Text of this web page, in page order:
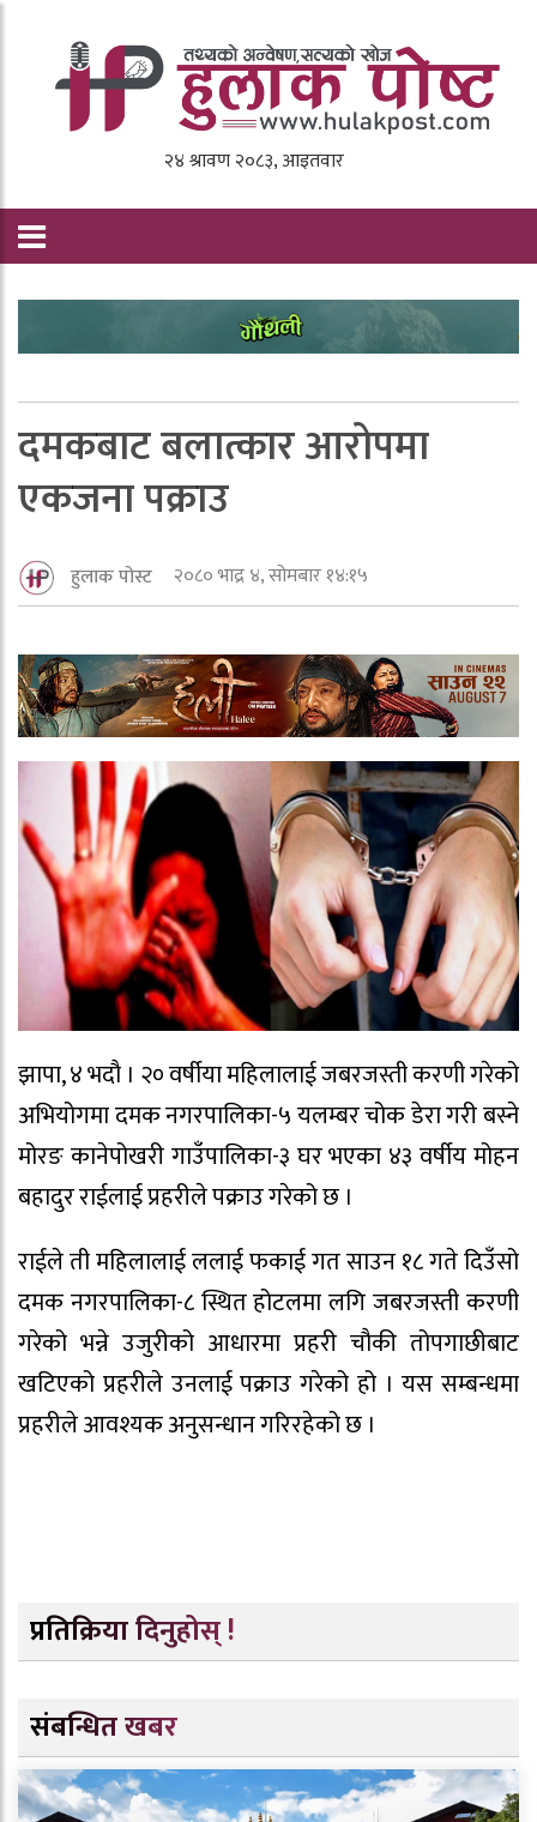
दमकबाट बलात्कार आरो‍पमा
एकजना पक्राउ
हुलाक पोस्ट २०८० भाद्र ४, सोमबार १४:१५
झापा, ४ भदौ । २० वर्षीया महिलालाई जबरजस्ती करणी गरेको
अभियोगमा दमक नगरपालिका-५ यलम्बर चोक डेरा गरी बस्ने
मोरङ कानेपोखरी गाउँपालिका-३ घर भएका ४३ वर्षीय मोहन
बहादुर राईलाई प्रहरीले पक्राउ गरेको छ ।
राईले ती महिलालाई ललाई फकाई गत साउन १८ गते दिउँसो
दमक नगरपालिका-८ स्थित होटलमा लगि जबरजस्ती करणी
गरेको भन्ने उजुरीको आधारमा प्रहरी चौकी तोपगाछीबाट
खटिएको प्रहरीले उनलाई पक्राउ गरेको हो । यस सम्बन्धमा
प्रहरीले आवश्यक अनुसन्धान गरिरहेको छ ।
प्रतिक्रिया दिनुहोस् !
संबन्धित खबर